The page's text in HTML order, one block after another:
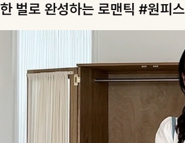
한 벌로 완성하는 로맨틱 #원피스